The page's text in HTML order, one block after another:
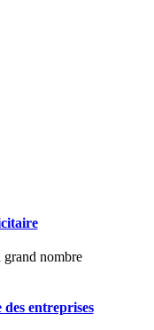
grand nombre
entreprises